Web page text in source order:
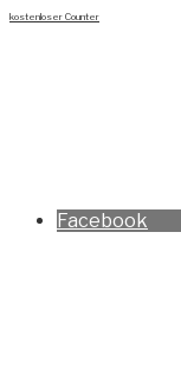
kostenloser Counter
Facebook